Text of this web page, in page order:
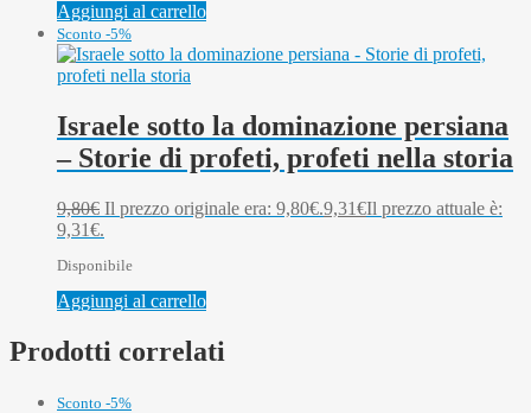
Aggiungi al carrello
Sconto -5%
Israele sotto la dominazione persiana
– Storie di profeti, profeti nella storia
9,80€ Il prezzo originale era: 9,80€.9,31€Il prezzo attuale è:
9,31€.
Disponibile
Aggiungi al carrello
Prodotti correlati
Sconto -5%